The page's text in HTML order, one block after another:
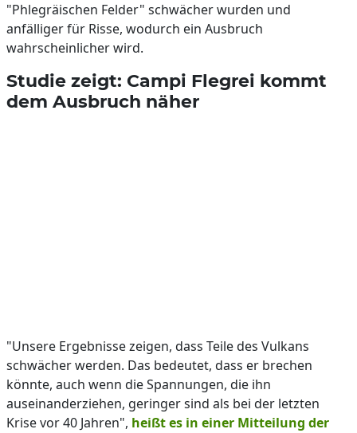
"Phlegräischen Felder" schwächer wurden und
anfälliger für Risse, wodurch ein Ausbruch
wahrscheinlicher wird.
Studie zeigt: Campi Flegrei kommt
dem Ausbruch näher
"Unsere Ergebnisse zeigen, dass Teile des Vulkans
schwächer werden. Das bedeutet, dass er brechen
könnte, auch wenn die Spannungen, die ihn
auseinanderziehen, geringer sind als bei der letzten
Krise vor 40 Jahren", heißt es in einer Mitteilung der